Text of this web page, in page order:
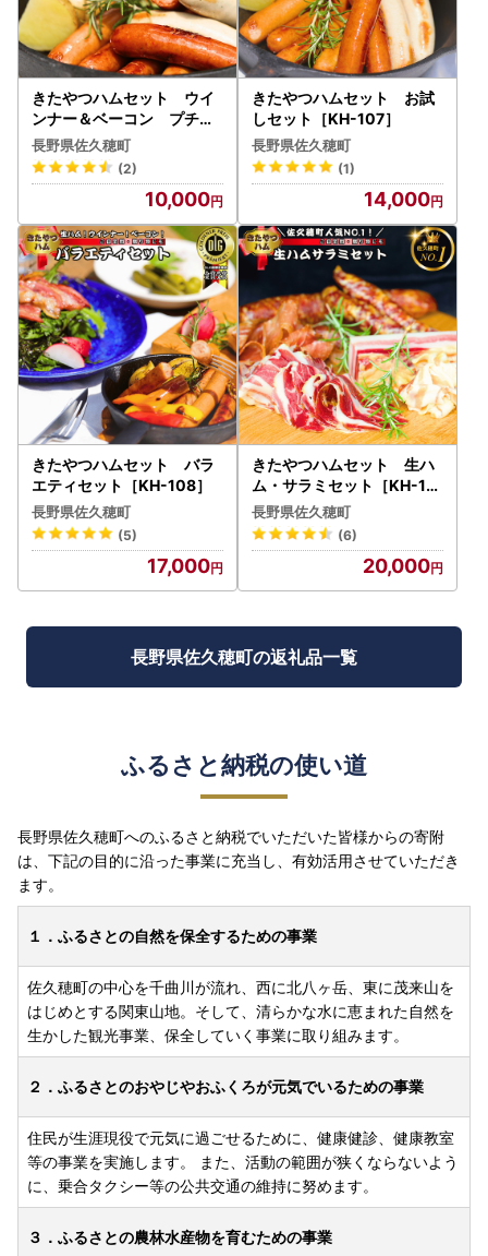
きたやつハムセット ウイ
ンナー＆ベーコン プチギ
フトセット［KH-104］
長野県佐久穂町
(2)
10,000
きたやつハムセット お試
しセット［KH-107］
長野県佐久穂町
(1)
14,000
きたやつハムセット バラ
エティセット［KH-108］
長野県佐久穂町
(5)
17,000
きたやつハムセット 生ハ
ム・サラミセット［KH-11
0］
長野県佐久穂町
(6)
20,000
長野県佐久穂町の返礼品一覧
ふるさと納税の使い道
長野県佐久穂町へのふるさと納税でいただいた皆様からの寄附
は、下記の目的に沿った事業に充当し、有効活用させていただき
ます。
１．ふるさとの自然を保全するための事業
佐久穂町の中心を千曲川が流れ、西に北八ヶ岳、東に茂来山を
はじめとする関東山地。そして、清らかな水に恵まれた自然を
生かした観光事業、保全していく事業に取り組みます。
２．ふるさとのおやじやおふくろが元気でいるための事業
住民が生涯現役で元気に過ごせるために、健康健診、健康教室
等の事業を実施します。 また、活動の範囲が狭くならないよう
に、乗合タクシー等の公共交通の維持に努めます。
３．ふるさとの農林水産物を育むための事業